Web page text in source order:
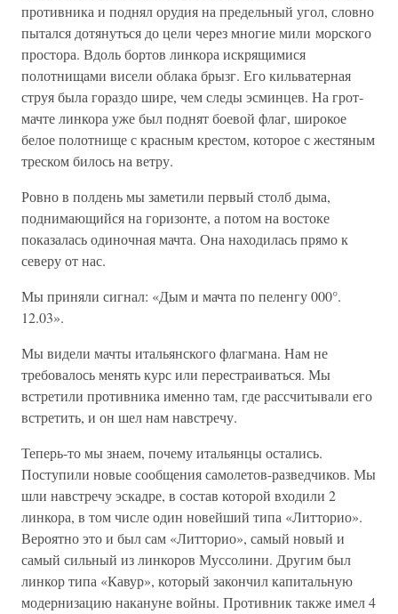
противника и поднял орудия на предельный угол, словно
пытался дотянуться до цели через многие мили морского
простора. Вдоль бортов линкора искрящимися
полотнищами висели облака брызг. Его кильватерная
струя была гораздо шире, чем следы эсминцев. На грот-
мачте линкора уже был поднят боевой флаг, широкое
белое полотнище с красным крестом, которое с жестяным
треском билось на ветру.
Ровно в полдень мы заметили первый столб дыма,
поднимающийся на горизонте, а потом на востоке
показалась одиночная мачта. Она находилась прямо к
северу от нас.
Мы приняли сигнал: «Дым и мачта по пеленгу 000°.
12.03».
Мы видели мачты итальянского флагмана. Нам не
требовалось менять курс или перестраиваться. Мы
встретили противника именно там, где рассчитывали его
встретить, и он шел нам навстречу.
Теперь-то мы знаем, почему итальянцы остались.
Поступили новые сообщения самолетов-разведчиков. Мы
шли навстречу эскадре, в состав которой входили 2
линкора, в том числе один новейший типа «Литторио».
Вероятно это и был сам «Литторио», самый новый и
самый сильный из линкоров Муссолини. Другим был
линкор типа «Кавур», который закончил капитальную
модернизацию накануне войны. Противник также имел 4